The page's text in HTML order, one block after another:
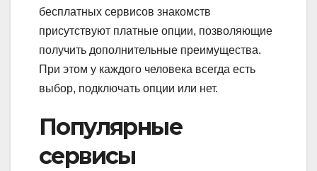
бесплатных сервисов знакомств
присутствуют платные опции, позволяющие
получить дополнительные преимущества.
При этом у каждого человека всегда есть
выбор, подключать опции или нет.
Популярные
сервисы